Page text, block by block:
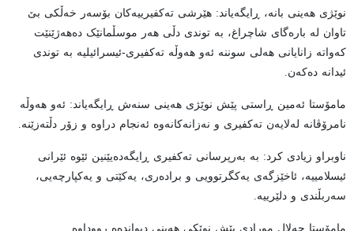
نوێژی هەینی بانە، ڕایگەیاند: هێرشی تەکفیرییەکان بۆسەر خەڵکی بێ
تاوان لە بارەگای شاچراغ، بە توندی دڵی هەر موسڵمانێک دەهەژێنێت
کەواتە زانایانی هەلی سوننە ئەو هەوڵە تەکفیری-ئیسرائیلیە بە توندی
ئیدانە دەکەن.
مامۆستا ئەمین ڕاستی پێش نوێژی هەینی سنەش ڕایگەیاند: ئەو هەوڵە
نامرۆڤانە لەلایەن تەکفیری و نەزانەکانەوە ئەنجام دراوە و زۆر دڵتەزێنە.
ناوبراو زیادی کرد: بە بەرپرسانی تەکفیری ڕایگەدەیێنین ئێوە ئێرانی
ئیسلامییە، ئاخێزگەی یەکگرتوویی و برادەری، یەکێتی و یەکپارچەیی،
سەربڵندی و دلێرییە.
مامۆستا جەلال مورادی پێش نوێکی هەینی دیواندەە رووداوە